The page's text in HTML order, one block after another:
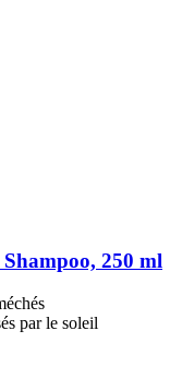
250 ml
par le soleil